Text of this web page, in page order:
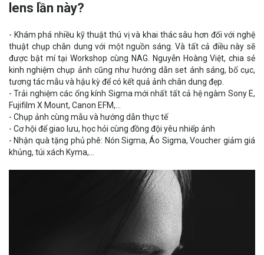
lens lần này?
- Khám phá nhiều kỹ thuật thú vị và khai thác sâu hơn đối với nghệ
thuật chụp chân dung với một nguồn sáng. Và tất cả điều này sẽ
được bật mí tại Workshop cùng NAG. Nguyễn Hoàng Việt, chia sẻ
kinh nghiệm chụp ảnh cũng như hướng dẫn set ánh sáng, bố cục,
tương tác mẫu và hậu kỳ để có kết quả ảnh chân dung đẹp.
- Trải nghiệm các ống kính Sigma mới nhất tất cả hệ ngàm Sony E,
Fujifilm X Mount, Canon EFM,...
- Chụp ảnh cùng mẫu và hướng dẫn thực tế
- Cơ hội để giao lưu, học hỏi cùng đồng đội yêu nhiếp ảnh
- Nhận quà tặng phủ phê: Nón Sigma, Áo Sigma, Voucher giảm giá
khủng, túi xách Kyma,...